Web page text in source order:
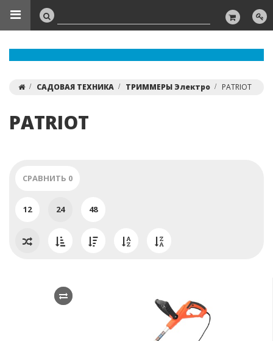
САДОВАЯ ТЕХНИКА ТРИММЕРЫ Электро PATRIOT
PATRIOT
СРАВНИТЬ 0
12 24 48